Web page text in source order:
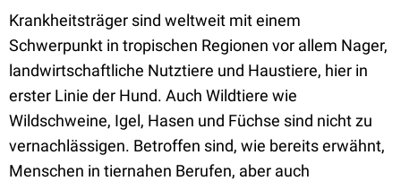
Krankheitsträger sind weltweit mit einem
Schwerpunkt in tropischen Regionen vor allem Nager,
landwirtschaftliche Nutztiere und Haustiere, hier in
erster Linie der Hund. Auch Wildtiere wie
Wildschweine, Igel, Hasen und Füchse sind nicht zu
vernachlässigen. Betroffen sind, wie bereits erwähnt,
Menschen in tiernahen Berufen, aber auch